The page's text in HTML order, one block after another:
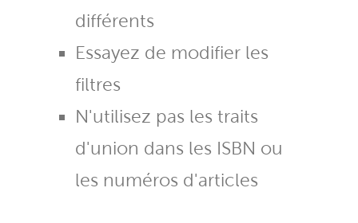
différents
Essayez de modifier les
filtres
N'utilisez pas les traits
d'union dans les ISBN ou
les numéros d'articles